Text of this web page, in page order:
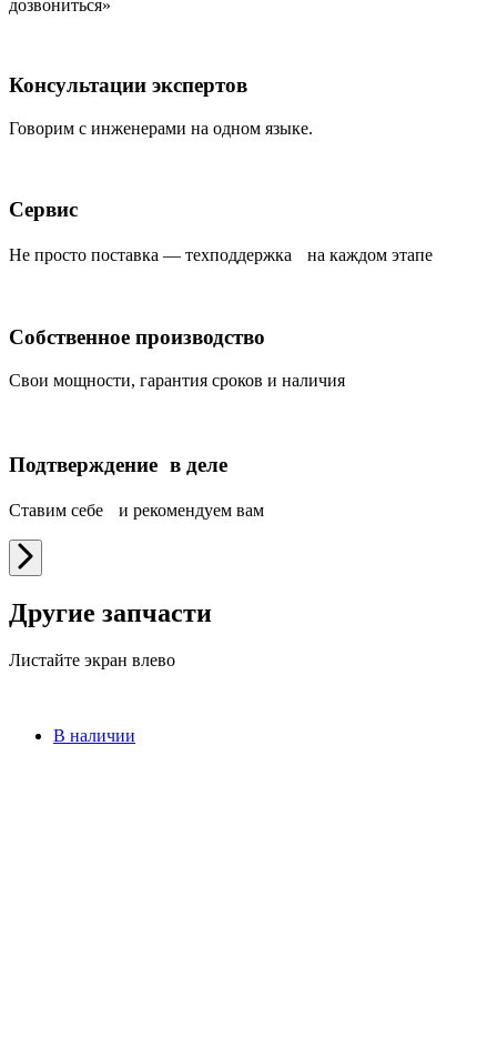
дозвониться»
Консультации экспертов
Говорим с инженерами на одном языке.
Сервис
Не просто поставка — техподдержка на каждом этапе
Собственное производство
Свои мощности, гарантия сроков и наличия
Подтверждение в деле
Ставим себе и рекомендуем вам
Другие запчасти
Листайте экран влево
В наличии